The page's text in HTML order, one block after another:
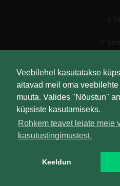
Veebilehel kasutatakse
aitavad meil oma
muuta. Valides "Nõustun"
küpsiste kasutamiseks.
Rohkem teavet leiate meie
kasutustingimustest.
Keeldun
Liitu